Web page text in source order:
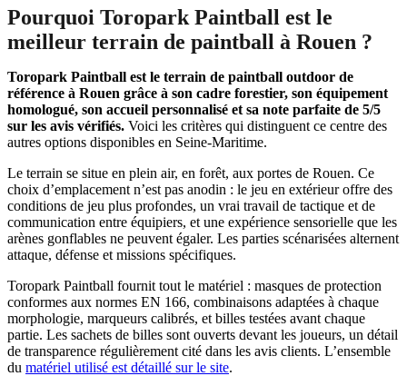
Pourquoi Toropark Paintball est le
meilleur terrain de paintball à Rouen ?
Toropark Paintball est le terrain de paintball outdoor de
référence à Rouen grâce à son cadre forestier, son équipement
homologué, son accueil personnalisé et sa note parfaite de 5/5
sur les avis vérifiés. Voici les critères qui distinguent ce centre des
autres options disponibles en Seine-Maritime.
Le terrain se situe en plein air, en forêt, aux portes de Rouen. Ce
choix d’emplacement n’est pas anodin : le jeu en extérieur offre des
conditions de jeu plus profondes, un vrai travail de tactique et de
communication entre équipiers, et une expérience sensorielle que les
arènes gonflables ne peuvent égaler. Les parties scénarisées alternent
attaque, défense et missions spécifiques.
Toropark Paintball fournit tout le matériel : masques de protection
conformes aux normes EN 166, combinaisons adaptées à chaque
morphologie, marqueurs calibrés, et billes testées avant chaque
partie. Les sachets de billes sont ouverts devant les joueurs, un détail
de transparence régulièrement cité dans les avis clients. L’ensemble
du matériel utilisé est détaillé sur le site.